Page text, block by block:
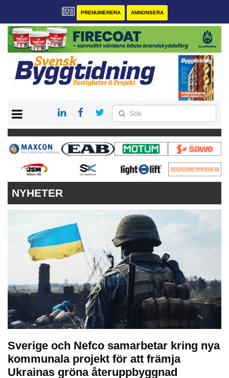
PRENUMERERA ANNONSERA
PRENUMERERA
VÅRA ANDRA MAGASIN
ANNONSERA
NYHETER
Sverige och Nefco samarbetar kring nya
kommunala projekt för att främja
Ukrainas gröna återuppbyggnad